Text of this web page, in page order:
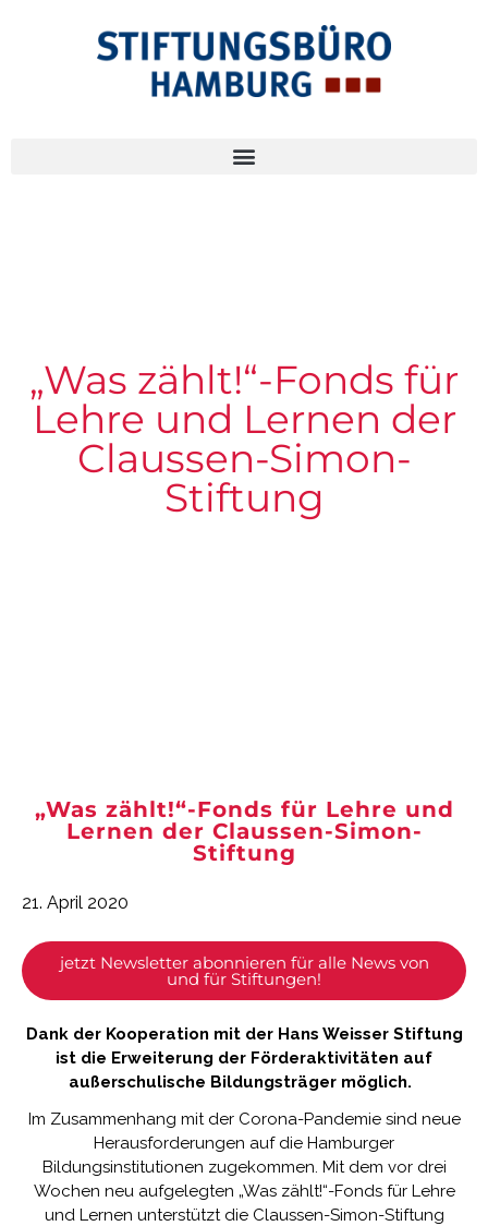
„Was zählt!“-Fonds für
Lehre und Lernen der
Claussen-Simon-
Stiftung
„Was zählt!“-Fonds für Lehre und
Lernen der Claussen-Simon-
Stiftung
21. April 2020
jetzt Newsletter abonnieren für alle News von
und für Stiftungen!
Dank der Kooperation mit der Hans Weisser Stiftung
ist die Erweiterung der Förderaktivitäten auf
außerschulische Bildungsträger möglich.
Im Zusammenhang mit der Corona-Pandemie sind neue
Herausforderungen auf die Hamburger
Bildungsinstitutionen zugekommen. Mit dem vor drei
Wochen neu aufgelegten „Was zählt!“-Fonds für Lehre
und Lernen unterstützt die Claussen-Simon-Stiftung